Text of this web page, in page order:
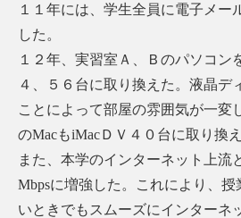
１１年には、学生全員に電子メー
した。
１２年、実習室Ａ、Ｂのパソコン
４、５６台に取り換えた。液晶デ
ことによって部屋の雰囲気が一変
のMacもiMacＤＶ４０台に取り換え
また、本学のインターネット上流
Mbpsに増強した。これにより、
いときでもスムーズにインターネ